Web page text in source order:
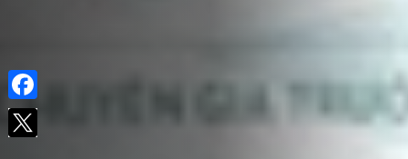
Facebook